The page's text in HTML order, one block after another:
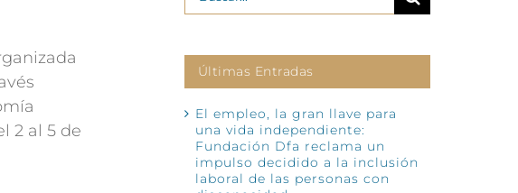
2 al 5 de
Últimas Entradas
El empleo, la gran llave para
una vida independiente:
Fundación Dfa reclama un
impulso decidido a la inclusión
laboral de las personas con